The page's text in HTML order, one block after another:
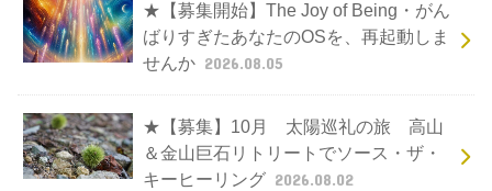
★【募集開始】The Joy of Being・がん
ばりすぎたあなたのOSを、再起動しま
せんか 2026.08.05
★【募集】10月 太陽巡礼の旅 高山
＆金山巨石リトリートでソース・ザ・
キーヒーリング 2026.08.02